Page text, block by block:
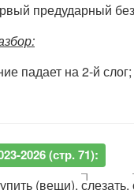
предударный
падает на 2-й слог;
2026 (стр. 71):
(вещи), слезать,